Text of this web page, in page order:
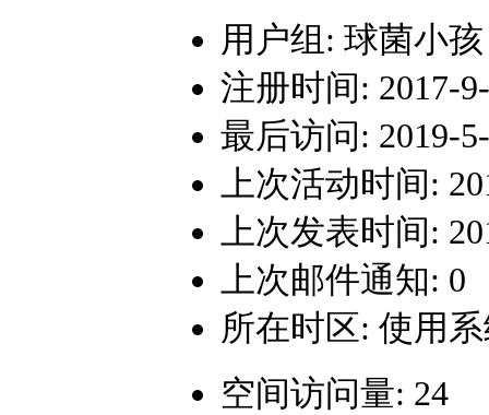
用户组: 球菌小孩
注册时间: 2017-
最后访问: 2019-
上次活动时间:
上次发表时间:
上次邮件通知: 0
所在时区: 使用
空间访问量: 24